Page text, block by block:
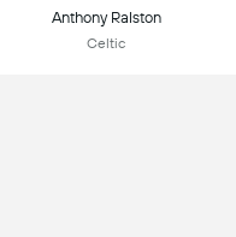
Anthony Ralston
Celtic